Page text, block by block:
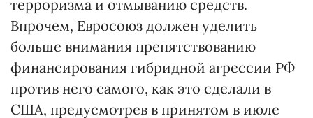
терроризма и отмыванию средств.
Впрочем, Евросоюз должен уделить
больше внимания препятствованию
финансирования гибридной агрессии РФ
против него самого, как это сделали в
США, предусмотрев в принятом в июле